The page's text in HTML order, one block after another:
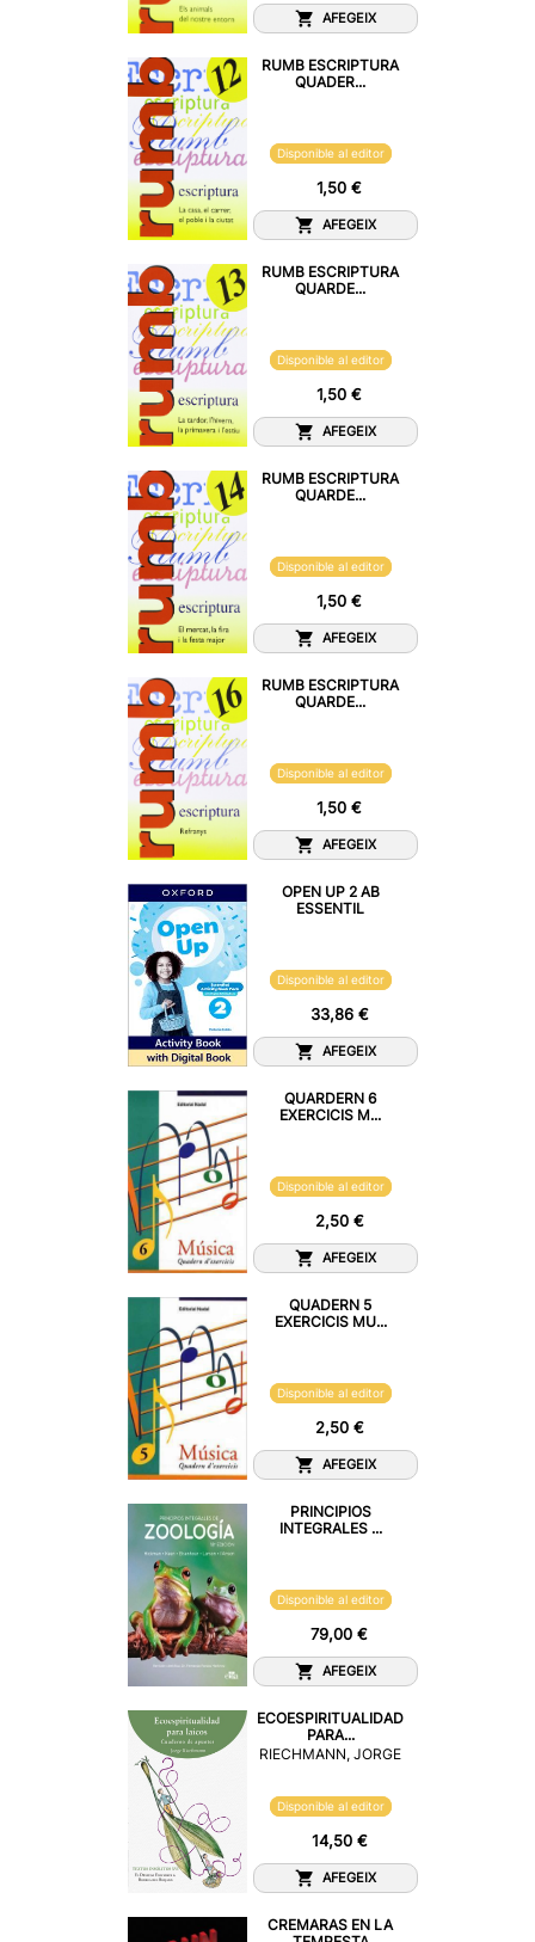
AFEGEIX
RUMB ESCRIPTURA
QUADER...
Disponible al editor
1,50 €
AFEGEIX
RUMB ESCRIPTURA
QUARDE...
Disponible al editor
1,50 €
AFEGEIX
RUMB ESCRIPTURA
QUARDE...
Disponible al editor
1,50 €
AFEGEIX
RUMB ESCRIPTURA
QUARDE...
Disponible al editor
1,50 €
AFEGEIX
OPEN UP 2 AB
ESSENTIL
Disponible al editor
33,86 €
AFEGEIX
QUARDERN 6
EXERCICIS M...
Disponible al editor
2,50 €
AFEGEIX
QUADERN 5
EXERCICIS MU...
Disponible al editor
2,50 €
AFEGEIX
PRINCIPIOS
INTEGRALES ...
Disponible al editor
79,00 €
AFEGEIX
ECOESPIRITUALIDAD
PARA...
RIECHMANN, JORGE
Disponible al editor
14,50 €
AFEGEIX
CREMARAS EN LA